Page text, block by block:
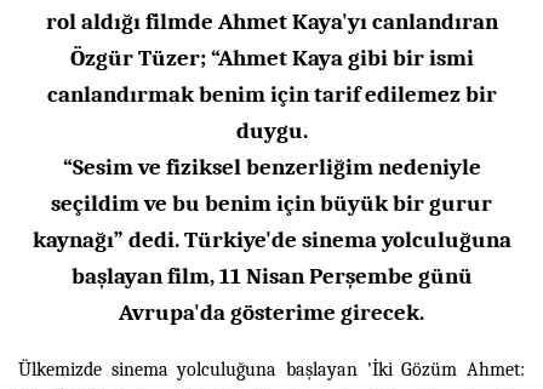
rol aldığı filmde Ahmet Kaya'yı canlandıran
Özgür Tüzer; “Ahmet Kaya gibi bir ismi
canlandırmak benim için tarif edilemez bir
duygu.
“Sesim ve fiziksel benzerliğim nedeniyle
seçildim ve bu benim için büyük bir gurur
kaynağı” dedi. Türkiye'de sinema yolculuğuna
başlayan film, 11 Nisan Perşembe günü
Avrupa'da gösterime girecek.
Ülkemizde sinema yolculuğuna başlayan 'İki Gözüm Ahmet: